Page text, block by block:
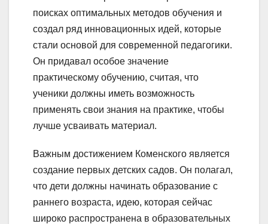
поисках оптимальных методов обучения и
создал ряд инновационных идей, которые
стали основой для современной педагогики.
Он придавал особое значение
практическому обучению, считая, что
ученики должны иметь возможность
применять свои знания на практике, чтобы
лучше усваивать материал.
Важным достижением Коменского является
создание первых детских садов. Он полагал,
что дети должны начинать образование с
раннего возраста, идею, которая сейчас
широко распространена в образовательных